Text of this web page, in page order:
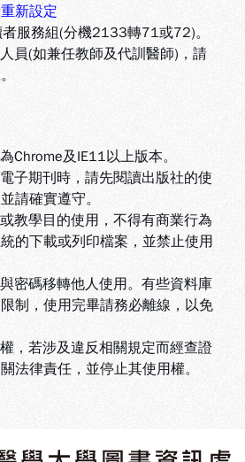
重新設定
務組(分機2133轉71或72)。
員(如兼任教師及代訓醫師)，請
。
Chrome及IE11以上版本。
子期刊時，請先閱讀出版社的使
請確實遵守。
教學目的使用，不得有商業行為
的下載或列印檔案，並禁止使用
密碼移轉他人使用。有些資料庫
制，使用完畢請務必離線，以免
，若涉及違反相關規定而經查證
法律責任，並停止其使用權。